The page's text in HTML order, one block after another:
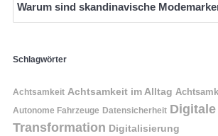
Warum sind skandinavische
Schlagwörter
Achtsamkeit Achtsamkeit im Alltag
Autonome Fahrzeuge Datensicherheit Digitale
Transformation Digitalisierung